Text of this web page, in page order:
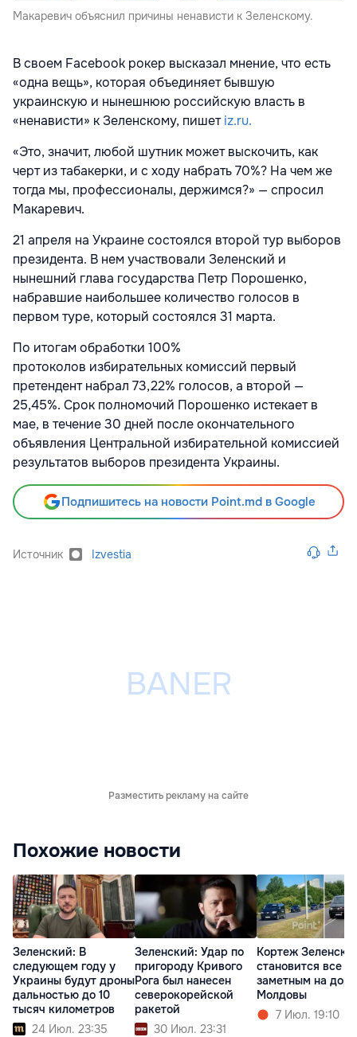
Макаревич объяснил причины ненависти к Зеленскому.
В своем Facebook рокер высказал мнение, что есть
«одна вещь», которая объединяет бывшую
украинскую и нынешнюю российскую власть в
«ненависти» к Зеленскому, пишетiz.ru.
«Это, значит, любой шутник может выскочить, как
черт из табакерки, и с ходу набрать 70%? На чем же
тогда мы, профессионалы, держимся?» — спросил
Макаревич.
21 апреля на Украине состоялся второй тур выборов
президента. В нем участвовали Зеленский и
нынешний глава государства Петр Порошенко,
набравшие наибольшее количество голосов в
первом туре, который состоялся 31 марта.
По итогам обработки 100%
протоколов избирательных комиссий первый
претендент набрал 73,22% голосов, а второй —
25,45%. Срок полномочий Порошенко истекает в
мае, в течение 30 дней после окончательного
объявления Центральной избирательной комиссией
результатов выборов президента Украины.
Подпишитесь на новости Point.md в Google
Источник Izvestia
Разместить рекламу на сайте
Похожие новости
Зеленский: В
следующем году у
Украины будут дроны
дальностью до 10
тысяч километров
24 Июл. 23:35
Зеленский: Удар по
пригороду Кривого
Рога был нанесен
северокорейской
ракетой
30 Июл. 23:31
Кортеж
становится все
заметным на
Молдовы
7 Июл. 19:10